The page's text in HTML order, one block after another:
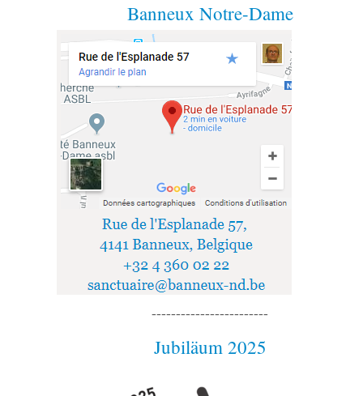
Banneux Notre-Dame
------------------------
Jubiläum 2025